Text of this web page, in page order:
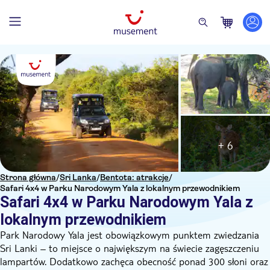
Strona główna/Sri Lanka/Bentota: atrakcje/
Safari 4x4 w Parku Narodowym Yala z lokalnym przewodnikiem
Safari 4x4 w Parku Narodowym Yala z
lokalnym przewodnikiem
+ 6
Park Narodowy Yala jest obowiązkowym punktem zwiedzania
Sri Lanki – to miejsce o największym na świecie zagęszczeniu
lampartów. Dodatkowo zachęca obecność ponad 300 słoni oraz